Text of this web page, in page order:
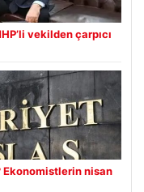
vekilden çarpıcı
Ekonomistlerin nisan